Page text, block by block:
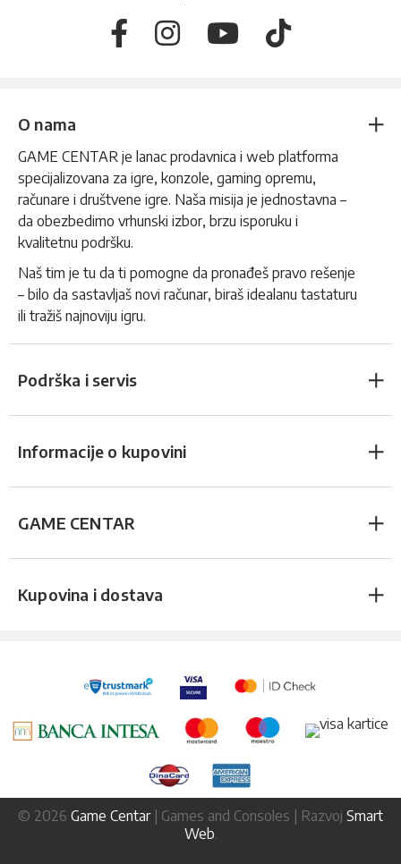
O nama
GAME CENTAR je lanac prodavnica i web platforma
specijalizovana za igre, konzole, gaming opremu,
računare i društvene igre. Naša misija je jednostavna –
da obezbedimo vrhunski izbor, brzu isporuku i
kvalitetnu podršku.
Naš tim je tu da ti pomogne da pronađeš pravo rešenje
– bilo da sastavljaš novi računar, biraš idealanu tastaturu
ili tražiš najnoviju igru.
Podrška i servis
Informacije o kupovini
GAME CENTAR
Kupovina i dostava
© 2026 Game Centar| Games and Consoles | Razvoj Smart
Web.